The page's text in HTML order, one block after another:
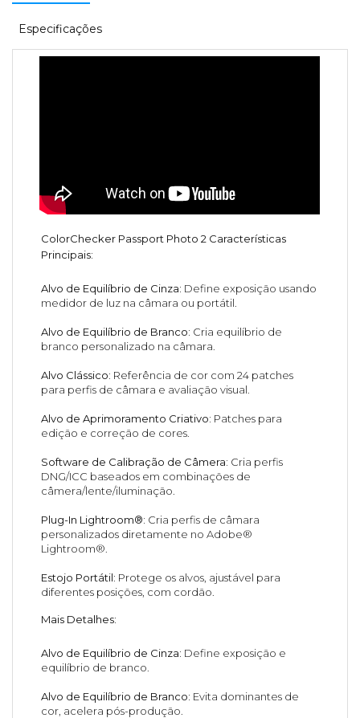
Especificações
ColorChecker Passport Photo 2 Características
Principais:
Alvo de Equilíbrio de Cinza: Define exposição usando
medidor de luz na câmara ou portátil.
Alvo de Equilíbrio de Branco: Cria equilíbrio de
branco personalizado na câmara.
Alvo Clássico: Referência de cor com 24 patches
para perfis de câmara e avaliação visual.
Alvo de Aprimoramento Criativo: Patches para
edição e correção de cores.
Software de Calibração de Câmera: Cria perfis
DNG/ICC baseados em combinações de
câmera/lente/iluminação.
Plug-In Lightroom®: Cria perfis de câmara
personalizados diretamente no Adobe®
Lightroom®.
Estojo Portátil: Protege os alvos, ajustável para
diferentes posições, com cordão.
Mais Detalhes:
Alvo de Equilíbrio de Cinza: Define exposição e
equilíbrio de branco.
Alvo de Equilíbrio de Branco: Evita dominantes de
cor, acelera pós-produção.